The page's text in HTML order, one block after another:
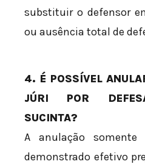
substituir o defensor
ou ausência total de
4. É POSSÍVEL
JÚRI POR
SUCINTA?
A anulação
demonstrado efetivo